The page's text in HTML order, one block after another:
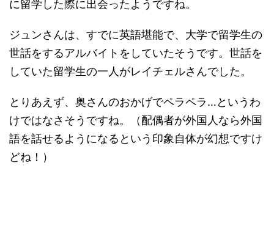
に留学した際に出会ったようですね。
ジュンさんは、すでに英語堪能で、大学で留学生の
世話をするアルバイトをしていたそうです。世話を
していた留学生の一人がレイチェルさんでした。
とりあえず、奥さんのおかげでペラペラ…というわ
けではなさそうですね。（配偶者が外国人なら外国
語を話せるようになるという印象自体が幻想ですけ
どね！）